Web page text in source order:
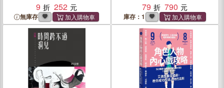
9
252
無庫存
79
790
庫存：1